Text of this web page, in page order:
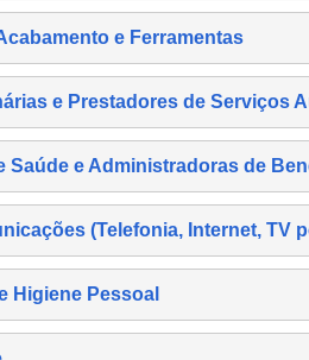
e Ferramentas
e Prestadores de Serviços
Saúde e Administradoras de
(Telefonia, Internet, TV
Higiene Pessoal